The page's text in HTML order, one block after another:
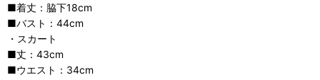
■着丈：脇下18cm
■バスト：44cm
・スカート
■丈：43cm
■ウエスト：34cm